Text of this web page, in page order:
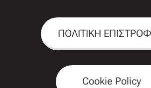
ΠΟΛΙΤΙΚΗ
Cookie Policy